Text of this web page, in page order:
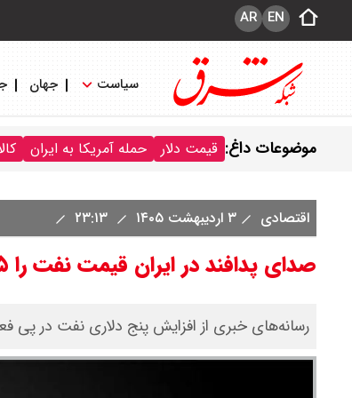
EN
AR
سیاست جهان
موضوعات داغ: قیمت دلار حمله آمریکا به ایران
اقتصادی ۳ اردیبهشت ۱۴۰۵
صدای پدافند در ایران قیمت نفت را ۵ دلار افزایش داد
رسانه‌های خبری از افزایش پنج دلاری نفت در پی